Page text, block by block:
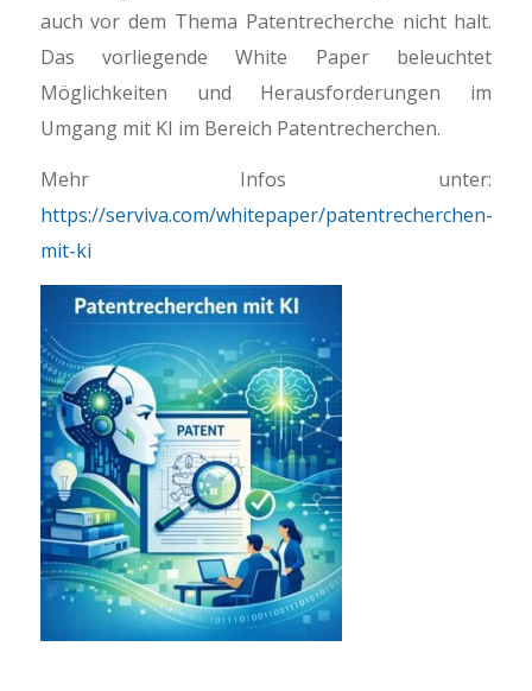
auch vor dem Thema Patentrecherche nicht halt.
Das vorliegende White Paper beleuchtet
Möglichkeiten und Herausforderungen im
Umgang mit KI im Bereich Patentrecherchen.
Mehr Infos unter:
https://serviva.com/whitepaper/patentrecherchen-
mit-ki